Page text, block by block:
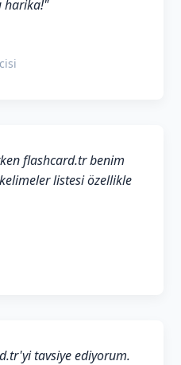
harika!"
flashcard.tr benim
kelimeler listesi özellikle
tavsiye ediyorum.